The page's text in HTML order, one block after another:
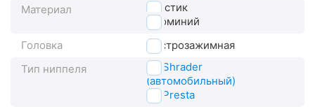
Материал
пластик
алюминий
Головка
быстрозажимная
Тип ниппеля
AV Shrader
(автомобильный)
FV Presta